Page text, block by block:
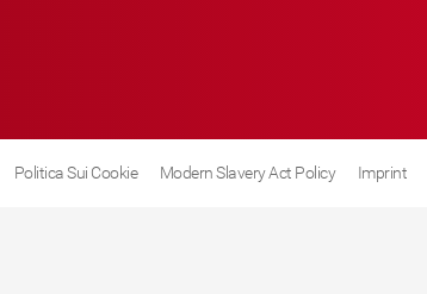
Politica Sui Cookie Modern Slavery Act Policy Imprint